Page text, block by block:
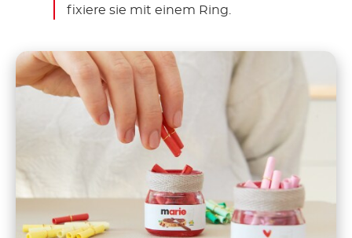
fixiere sie mit einem Ring.